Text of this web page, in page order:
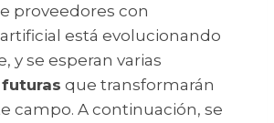
proveedores con
está evolucionando
y se esperan varias
que transformarán
campo. A continuación, se